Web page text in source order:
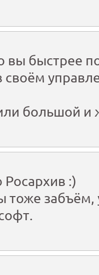
вы быстрее
большой
:)
тоже